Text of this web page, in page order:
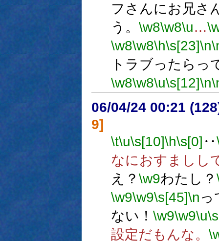
フさんにお兄さ
う。 \w8\w8\u…
\w8\w8\h\s[23]\n
トラブったらっ
\w8\w8\u\s[12]\n
06/04/24 00:21
9]
\t\u\s[10]\h\s[0] ‥
なにおすましし
え？ \w9わたし？
\w9\w9\s[45]\nっ
ない！ \w9\w9\u
設定だもんな。